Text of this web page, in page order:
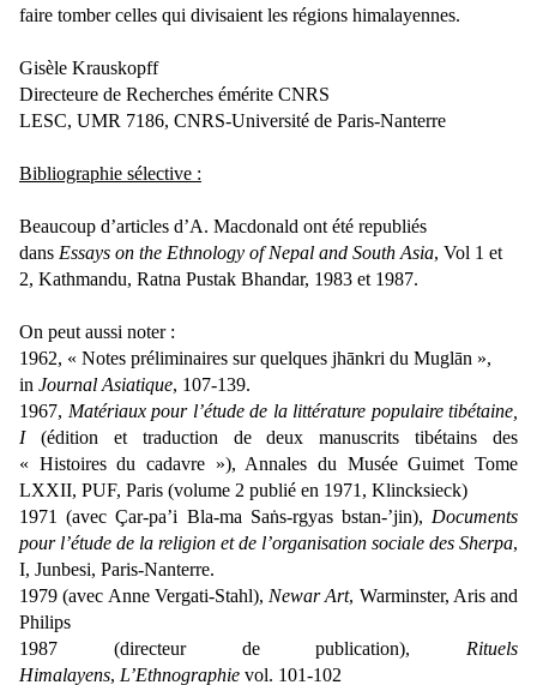
faire tomber celles qui divisaient les régions himalayennes.
Gisèle Krauskopff
Directeure de Recherches émérite CNRS
LESC, UMR 7186, CNRS-Université de Paris-Nanterre
Bibliographie sélective :
Beaucoup d’articles d’A. Macdonald ont été republiés
dans Essays on the Ethnology of Nepal and South Asia, Vol 1 et
2, Kathmandu, Ratna Pustak Bhandar, 1983 et 1987.
On peut aussi noter :
1962, « Notes préliminaires sur quelques jhānkri du Muglān »,
in Journal Asiatique, 107-139.
1967, Matériaux pour l’étude de la littérature populaire tibétaine,
I(édition et traduction de deux manuscrits tibétains des
« Histoires du cadavre »), Annales du Musée Guimet Tome
LXXII, PUF, Paris (volume 2 publié en 1971, Klincksieck)
1971 (avec Çar-pa’i Bla-ma Saṅs-rgyas bstan-’jin), Documents
pour l’étude de la religion et de l’organisation sociale des Sherpa,
I, Junbesi, Paris-Nanterre.
1979 (avec Anne Vergati-Stahl), Newar Art, Warminster, Aris and
Philips
1987 (directeur de publication), Rituels
Himalayens, L’Ethnographie vol. 101-102